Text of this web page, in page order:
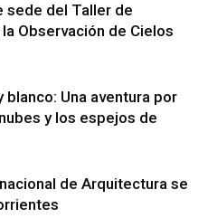
sede del Taller de
Observación de Cielos
blanco: Una aventura por
y los espejos de
de Arquitectura se